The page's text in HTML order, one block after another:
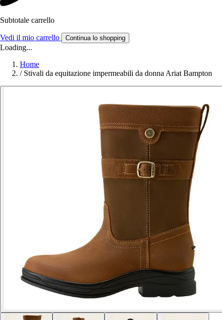
Subtotale carrello
Vedi il mio carrello Continua lo shopping
Loading...
Home
/ Stivali da equitazione impermeabili da donna Ariat Bampton